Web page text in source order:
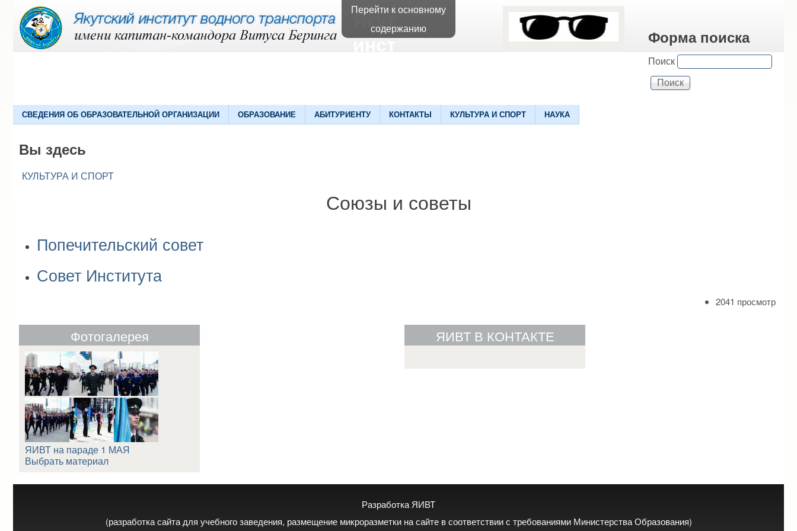
Перейти к основному
содержанию
Якутский
институт
Форма поиска
Поиск
СВЕДЕНИЯ ОБ ОБРАЗОВАТЕЛЬНОЙ ОРГАНИЗАЦИИ ОБРАЗОВАНИЕ АБИТУРИЕНТУ КОНТАКТЫ КУЛЬТУРА И СПОРТ НАУКА
Вы здесь
КУЛЬТУРА И СПОРТ
Союзы и советы
Попечительский совет
Совет Института
2041 просмотр
Фотогалерея
ЯИВТ на параде 1 МАЯ
Выбрать материал
ЯИВТ В КОНТАКТЕ
Разработка ЯИВТ
(разработка сайта для учебного заведения, размещение микроразметки на сайте в соответствии с требованиями Министерства Образования)